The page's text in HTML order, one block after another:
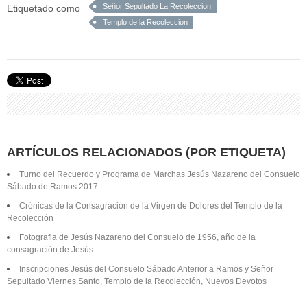
Etiquetado como
Señor Sepultado La Recoleccion
Templo de la Recoleccion
ARTÍCULOS RELACIONADOS (POR ETIQUETA)
Turno del Recuerdo y Programa de Marchas Jesús Nazareno del Consuelo
Sábado de Ramos 2017
Crónicas de la Consagración de la Virgen de Dolores del Templo de la
Recolección
Fotografia de Jesús Nazareno del Consuelo de 1956, año de la
consagración de Jesús.
Inscripciones Jesús del Consuelo Sábado Anterior a Ramos y Señor
Sepultado Viernes Santo, Templo de la Recolección, Nuevos Devotos